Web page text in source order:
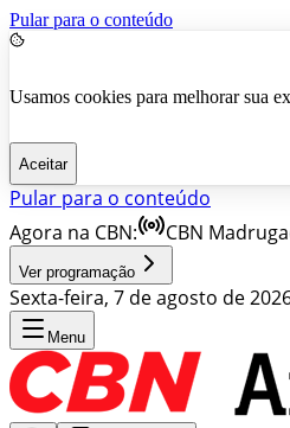
Pular para o conteúdo
Usamos cookies para melhorar sua
Aceitar
Pular para o conteúdo
Agora na CBN:
CBN
Ver programação
Sexta-feira, 7 de agosto de
Menu